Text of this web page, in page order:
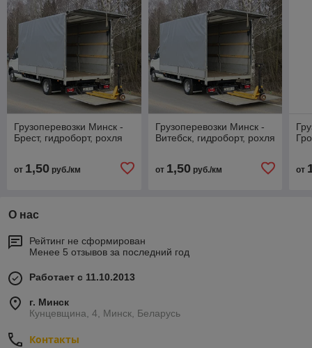
Грузоперевозки Минск -
Брест, гидроборт, рохля
от 1,50 руб./км
Грузоперевозки Минск -
Витебск, гидроборт, рохля
от 1,50руб./км от
О нас
Рейтинг не сформирован
Менее 5 отзывов за последний год
Работает с 11.10.2013
г. Минск
Кунцевщина, 4, Минск, Беларусь
Контакты